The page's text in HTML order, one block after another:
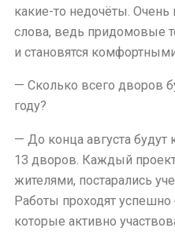
какие-то недочёты.
слова, ведь придомовые
и становятся
— Сколько всего дворов
году?
— До конца августа будут
13 дворов. Каждый
жителями, постарались
Работы проходят успешно
которые активно